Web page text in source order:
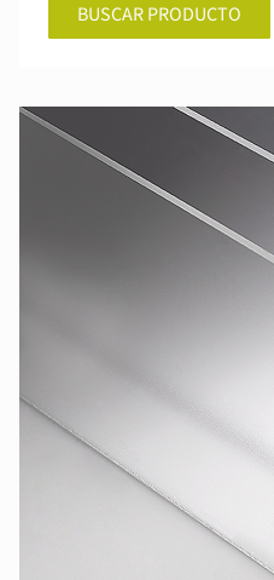
BUSCAR PRODUCTO